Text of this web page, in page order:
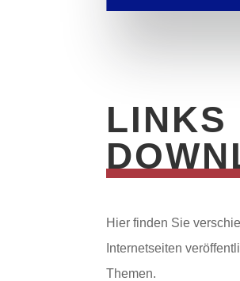
LINKS
Hier finden Sie
Internetseiten
Themen.